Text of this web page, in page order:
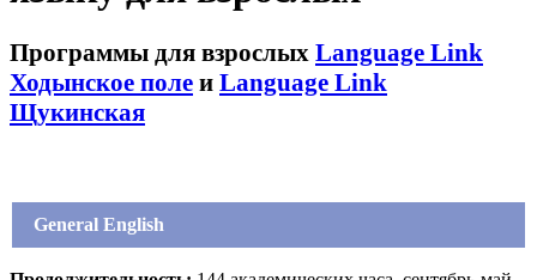
Программы для взрослых Language Link
Ходынское поле и Language Link
Щукинская
General English